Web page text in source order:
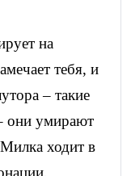
на
тебя, и
– такие
они умирают
ходит в